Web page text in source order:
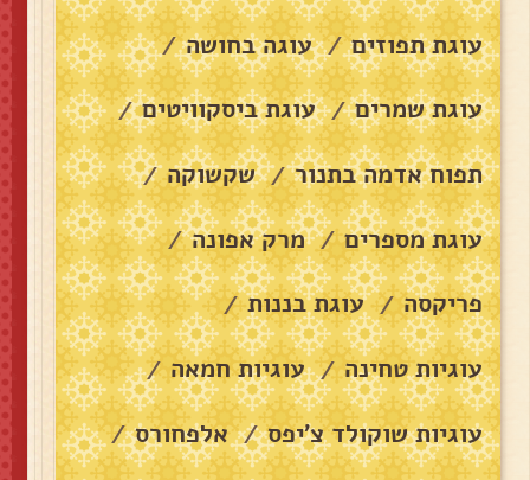
עוגת תפוזים / עוגה בחושה /
עוגת שמרים / עוגת ביסקוויטים /
תפוח אדמה בתנור / שקשוקה /
עוגת מספרים / מרק אפונה /
פריקסה / עוגת בננות /
עוגיות טחינה / עוגיות חמאה /
עוגיות שוקולד צ׳יפס / אלפחורס /